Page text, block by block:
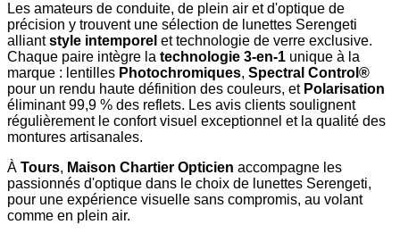
Les amateurs de conduite, de plein air et d'optique de
précision y trouvent une sélection de lunettes Serengeti
alliantstyle intemporel et technologie de verre exclusive.
Chaque paire intègre la technologie 3-en-1 unique à la
marque : lentilles Photochromiques, Spectral Control®
pour un rendu haute définition des couleurs, et Polarisation
éliminant 99,9 % des reflets. Les avis clients soulignent
régulièrement le confort visuel exceptionnel et la qualité des
montures artisanales.
À Tours, Maison Chartier Opticien accompagne les
passionnés d'optique dans le choix de lunettes Serengeti,
pour une expérience visuelle sans compromis, au volant
comme en plein air.